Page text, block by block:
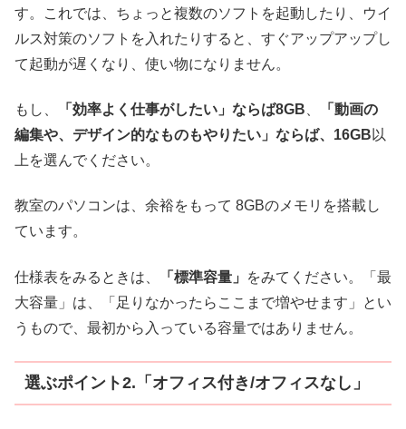
す。これでは、ちょっと複数のソフトを起動したり、ウイ
ルス対策のソフトを入れたりすると、すぐアップアップし
て起動が遅くなり、使い物になりません。
もし、 「効率よく仕事がしたい」ならば8GB
「動画の
編集や、デザイン的なものもやりたい」ならば、16GB 以
上を選んでください。
教室のパソコンは、余裕をもって 8GBのメモリを搭載し
ています。
仕様表をみるときは、 「標準容量」
をみてください。「最
大容量」は、「足りなかったらここまで増やせます」とい
うもので、最初から入っている容量ではありません。
選ぶポイント2.「オフィス付き/オフィスなし」